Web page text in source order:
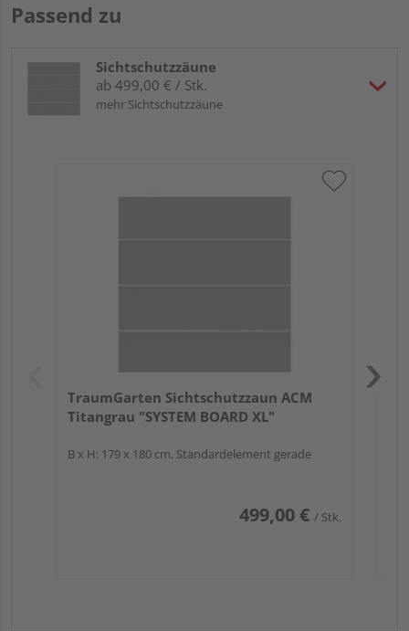
Passend zu
Sichtschutzzäune
ab 499,00 € / Stk.
mehr Sichtschutzzäune
TraumGarten Sichtschutzzaun ACM
Titangrau "SYSTEM BOARD XL"
B x H: 179 x 180 cm, Standardelement gerade
499,00 € / Stk.